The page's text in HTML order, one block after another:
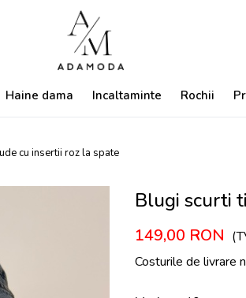
Haine dama Incaltaminte Rochii
cu insertii roz la spate
Blugi scurti
149,00 RON
Costurile de livrare